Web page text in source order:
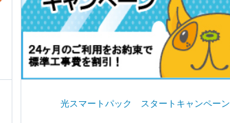
光スマートパック スタートキャンペーン